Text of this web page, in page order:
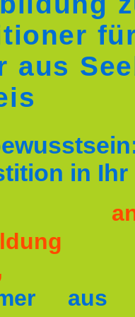
aus
in Ihr
aus